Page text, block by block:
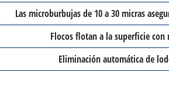
Las microburbujas de 10 a 30 micras
Flocos flotan a la superficie con
Eliminación automática de